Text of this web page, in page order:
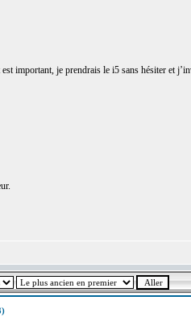
important, je prendrais le i5 sans hésiter et